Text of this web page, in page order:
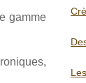
gamme